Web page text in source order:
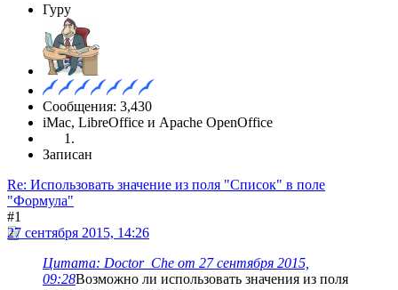
Гуру
Сообщения: 3,430
iMac, LibreOffice и Apache OpenOffice
Записан
Re: Использовать значение из поля "Список" в поле
"Формула"
#1
27 сентября 2015, 14:26
Цитата: Doctor_Che от 27 сентября 2015,
09:28Возможно ли использовать значения из поля